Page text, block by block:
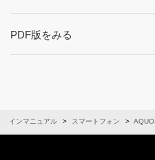
PDF版をみる
ラインマニュアル スマートフォン